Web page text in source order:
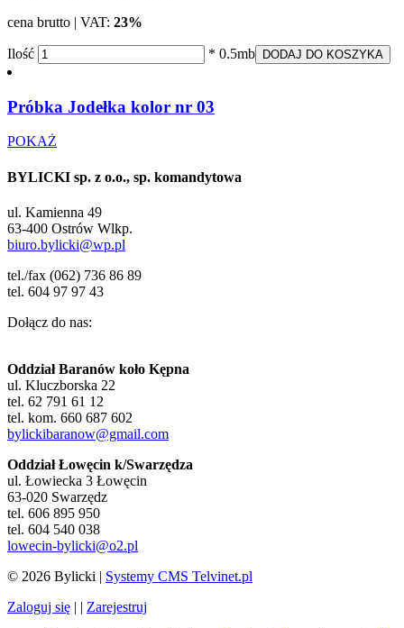
cena brutto | VAT: 23%
Ilość * 0.5mb DODAJ DO KOSZYKA
Próbka Jodełka kolor nr 03
POKAŻ
BYLICKI sp. z o.o., sp. komandytowa
ul. Kamienna 49
63-400 Ostrów Wlkp.
biuro.bylicki@wp.pl
tel./fax (062) 736 86 89
tel. 604 97 97 43
Dołącz do nas:
Oddział Baranów koło Kępna
ul. Kluczborska 22
tel. 62 791 61 12
tel. kom. 660 687 602
bylickibaranow@gmail.com
Oddział Łowęcin k/Swarzędza
ul. Łowiecka 3 Łowęcin
63-020 Swarzędz
tel. 606 895 950
tel. 604 540 038
lowecin-bylicki@o2.pl
© 2026 Bylicki | Systemy CMS Telvinet.pl
Zaloguj się | | Zarejestruj